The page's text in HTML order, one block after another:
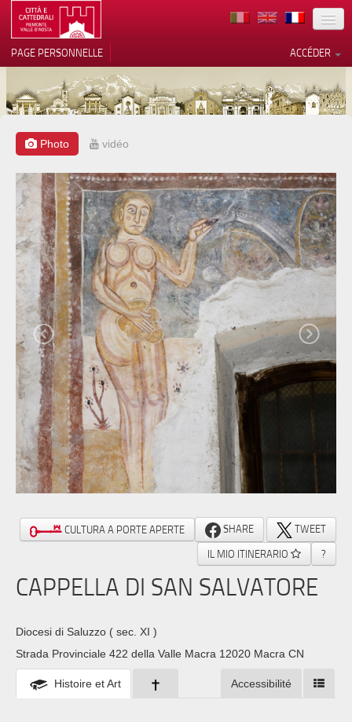
TERRITOIRE
ARCHITECTURE
MUSÉES
ITINÉRAIRES
EVÉNEMENTS
ACCUEIL
BÉNÉVOLES
CONTACTS
PRESS
ACCÉDER
PAGE PERSONNELLE
Photo vidéo
CULTURA A PORTE APERTE SHARE
TWEET
IL MIO ITINERARIO
?
CAPPELLA DI SAN SALVATORE
Diocesi di Saluzzo ( sec. XI )
Strada Provinciale 422 della Valle Macra 12020 Macra CN
Histoire et Art Accessibilité
Notification lors de la collecte
Vos choix en matière de